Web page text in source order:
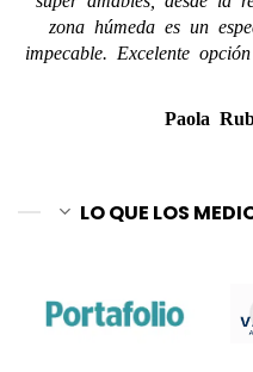
zona húmeda es un
impecable. Excelente
Paola
LO QUE LOS